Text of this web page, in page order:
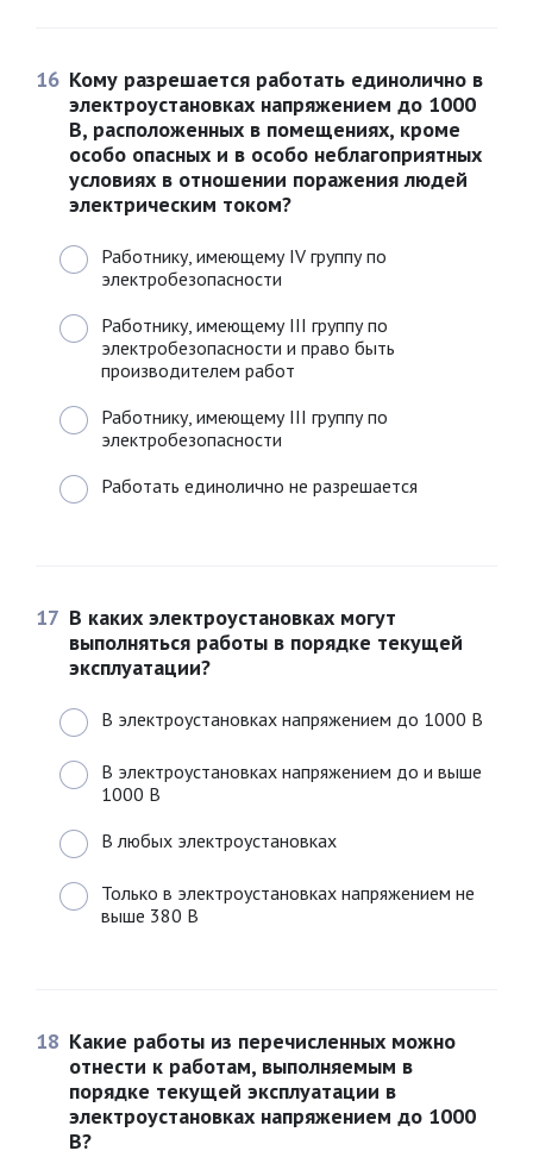
16 Кому разрешается работать единолично в
электроустановках напряжением до 1000
В, расположенных в помещениях, кроме
особо опасных и в особо неблагоприятных
условиях в отношении поражения людей
электрическим током?
Работнику, имеющему IV группу по
электробезопасности
Работнику, имеющему III группу по
электробезопасности и право быть
производителем работ
Работнику, имеющему III группу по
электробезопасности
Работать единолично не разрешается
17 В каких электроустановках могут
выполняться работы в порядке текущей
эксплуатации?
В электроустановках напряжением до 1000 В
В электроустановках напряжением до и выше
1000 В
В любых электроустановках
Только в электроустановках напряжением не
выше 380 В
18 Какие работы из перечисленных можно
отнести к работам, выполняемым в
порядке текущей эксплуатации в
электроустановках напряжением до 1000
В?